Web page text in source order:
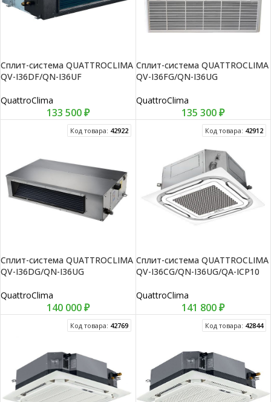
Сплит-система QUATTROCLIMA
QV-I36DF/QN-I36UF
QuattroClima
133 500₽
Сплит-система QUATTROCLIMA
QV-I36FG/QN-I36UG
QuattroClima
135 300₽
Код товара: 42922
Сплит-система QUATTROCLIMA
QV-I36DG/QN-I36UG
QuattroClima
140 000₽
Код товара: 42912
Сплит-система QUATTROCLIMA
QV-I36CG/QN-I36UG/QA-ICP10
QuattroClima
141 800₽
Код товара: 42769 Код товара: 42844